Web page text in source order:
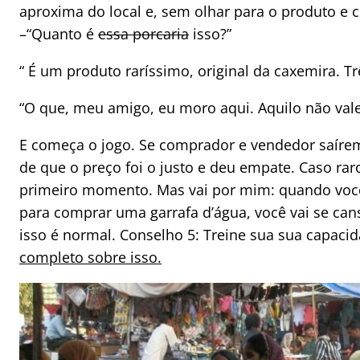
aproxima do local e, sem olhar para o produto e
–“Quanto é essa porcaria isso?”
“ É um produto raríssimo, original da caxemira.
“O que, meu amigo, eu moro aqui. Aquilo não
E começa o jogo. Se comprador e vendedor
de que o preço foi o justo e deu empate. Caso
primeiro momento. Mas vai por mim: quando
para comprar uma garrafa d’água, você vai se
isso é normal. Conselho 5: Treine sua sua
completo sobre isso.